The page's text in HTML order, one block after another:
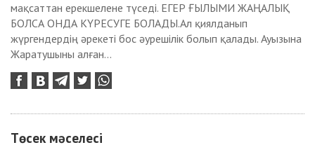
мақсаттан ерекшелене түседі. ЕГЕР ҒЫЛЫМИ ЖАҢАЛЫҚ
БОЛСА ОНДА КҮРЕСУГЕ БОЛАДЫ.Ал қиялданып
жүргендердің әрекеті бос әурешілік болып қалады. Ауызына
Жаратушыны алған...
Төсек мәселесі